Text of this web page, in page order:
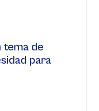
tema de
para